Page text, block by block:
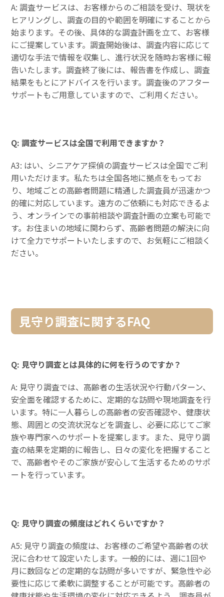
A: 調査サービスは、お客様からのご相談を受け、現状を
ヒアリングし、調査の目的や範囲を明確にすることから
始まります。その後、具体的な調査計画を立て、お客様
にご提案しています。調査開始後は、調査内容に応じて
適切な手法で情報を収集し、進行状況を随時お客様に報
告いたします。調査終了後には、報告書を作成し、調査
結果をもとにアドバイスを行います。調査後のアフター
サポートもご用意していますので、ご利用ください。
Q: 調査サービスは全国で利用できますか？
A3: はい、シニアケア探偵の調査サービスは全国でご利
用いただけます。私たちは全国各地に拠点をもってお
り、地域ごとの高齢者問題に精通した調査員が迅速かつ
的確に対応しています。遠方のご依頼にも対応できるよ
う、オンラインでの事前相談や調査計画の立案も可能で
す。お住まいの地域に関わらず、高齢者問題の解決に向
けて全力でサポートいたしますので、お気軽にご相談く
ださい。
見守り調査に関するFAQ
Q: 見守り調査とは具体的に何を行うのですか？
A: 見守り調査では、高齢者の生活状況や行動パターン、
安全面を確認するために、定期的な訪問や現地調査を行
います。特に一人暮らしの高齢者の安否確認や、健康状
態、周囲との交流状況などを調査し、必要に応じてご家
族や専門家へのサポートを提案します。また、見守り調
査の結果を定期的に報告し、日々の変化を把握すること
で、高齢者やそのご家族が安心して生活するためのサポ
ートを行っています。
Q: 見守り調査の頻度はどれくらいですか？
A5: 見守り調査の頻度は、お客様のご希望や高齢者の状
況に合わせて設定いたします。一般的には、週に1回や
月に数回などの定期的な訪問が多いですが、緊急性や必
要性に応じて柔軟に調整することが可能です。高齢者の